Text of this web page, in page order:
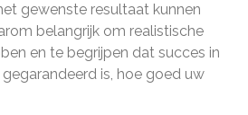
gewenste resultaat kunnen
belangrijk om realistische
en te begrijpen dat succes in
is, hoe goed uw